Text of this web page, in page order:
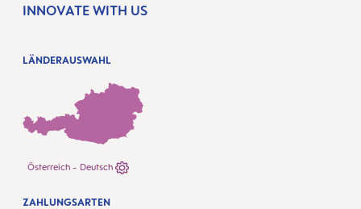
INNOVATE WITH US
LÄNDERAUSWAHL
Österreich - Deutsch
ZAHLUNGSARTEN